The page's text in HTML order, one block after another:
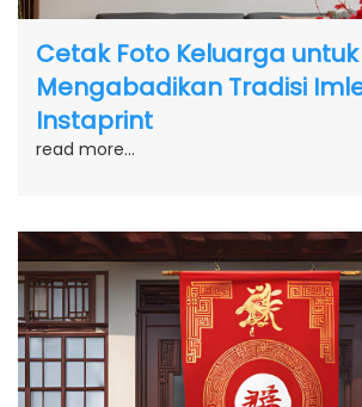
Cetak Foto Keluarga untuk
Mengabadikan Tradisi
Instaprint
read more...